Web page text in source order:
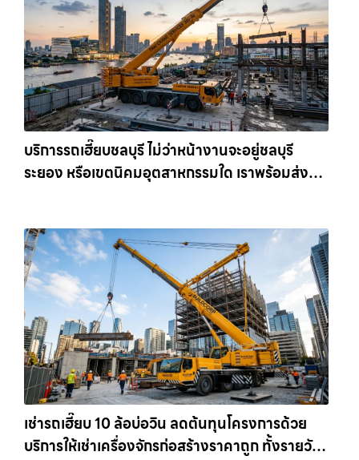
บริการรถเฮี๊ยบชลบุรี ไม่ว่าหน้างานจะอยู่ชลบุรี
ระยอง หรือเขตนิคมอุตสาหกรรมใด เราพร้อมส่งรถ
เช่ารถเฮี๊ยบ 10 ล้อบ่อวิน ลดต้นทุนโครงการด้วย
บริการให้เช่าเครื่องจักรก่อสร้างราคาถูก ทั้งรายวัน